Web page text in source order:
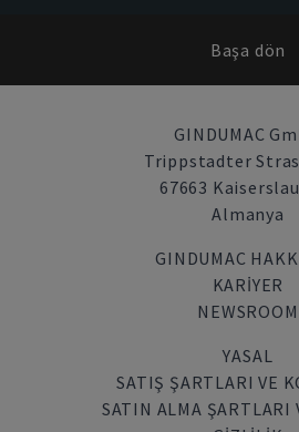
Başa dön
GINDUMAC
Trippstadter
67663
Almanya
GINDUMAC
KARIYER
NEWSROOM
YASAL
SATIŞ ŞARTLARI VE
SATIN ALMA ŞARTLARI